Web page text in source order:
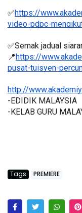
✅https://
video-pdpc-
✅Semak jadual
📍 https://
pusat-tuisyen-
http://
-EDIDIK MALAYSIA
-KELAB GURU
Tags PREMIERE